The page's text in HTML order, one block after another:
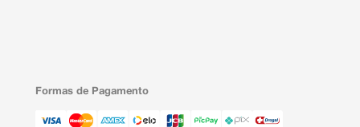
Formas de Pagamento